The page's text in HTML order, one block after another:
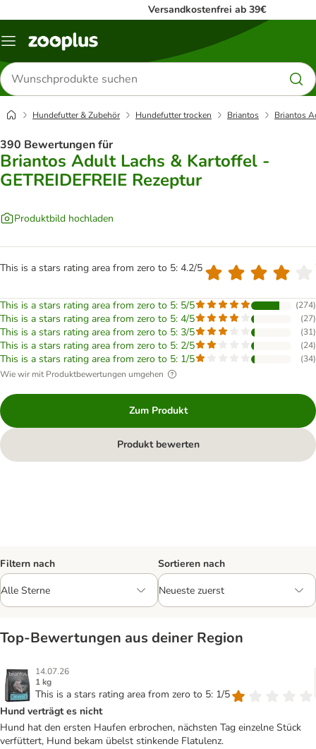
Versandkostenfrei ab 39€
Menü
Produkte
suchen
Hundefutter & Zubehör Hundefutter trocken Briantos Briantos
390 Bewertungen für
Briantos Adult Lachs & Kartoffel -
GETREIDEFREIE Rezeptur
Produktbild hochladen
This is a stars rating area from zero to 5: 4.2/5
This is a stars rating area from zero to 5: 5/5 (274)
This is a stars rating area from zero to 5: 4/5 (27)
This is a stars rating area from zero to 5: 3/5 (31)
This is a stars rating area from zero to 5: 2/5 (24)
This is a stars rating area from zero to 5: 1/5 (34)
Wie wir mit Produktbewertungen umgehen
Zum Produkt
Produkt bewerten
Filtern nach Sortieren nach
Top‑Bewertungen aus deiner Region
14.07.26
1 kg
This is a stars rating area from zero to 5: 1/5
Hund verträgt es nicht
Hund hat den ersten Haufen erbrochen, nächsten Tag einzelne Stück
verfüttert, Hund bekam übelst stinkende Flatulenz.